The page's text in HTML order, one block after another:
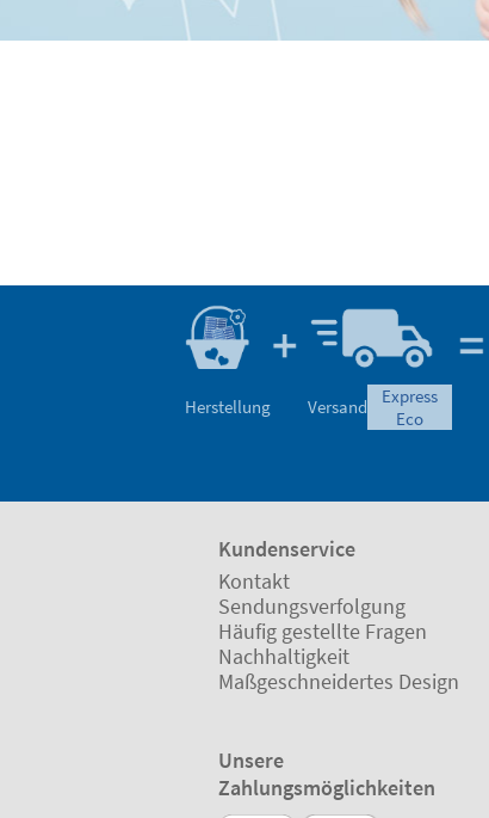
Herstellung Versand
express
eco
Kundenservice
Kontakt
Sendungsverfolgung
Häufig gestellte Fragen
Nachhaltigkeit
Maßgeschneidertes Design
Unsere
Zahlungsmöglichkeiten